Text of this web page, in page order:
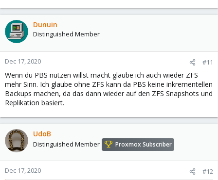
Dunuin
Distinguished Member
Dec 17, 2020 #11
Wenn du PBS nutzen willst macht glaube ich auch wieder ZFS
mehr Sinn. Ich glaube ohne ZFS kann da PBS keine inkrementellen
Backups machen, da das dann wieder auf den ZFS Snapshots und
Replikation basiert.
UdoB
Distinguished Member Proxmox Subscriber
Dec 17, 2020 #12